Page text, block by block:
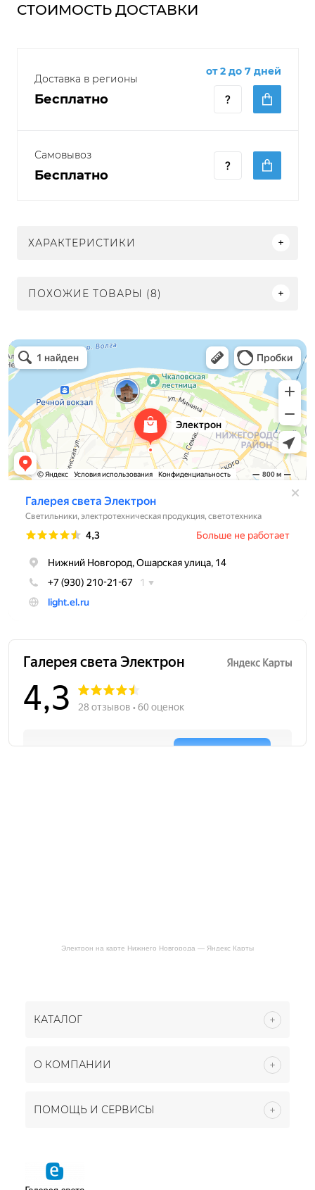
СТОИМОСТЬ ДОСТАВКИ
Доставка в регионы
Бесплатно
от 2 до 7 дней
Самовывоз
Бесплатно
ХАРАКТЕРИСТИКИ
ПОХОЖИЕ ТОВАРЫ (8)
Электрон
Светильники в Нижнем Новгороде
Электротехническая продукция в Нижнем Новгороде
Электрон на карте Нижнего Новгорода — Яндекс Карты
КАТАЛОГ
О КОМПАНИИ
ПОМОЩЬ И СЕРВИСЫ